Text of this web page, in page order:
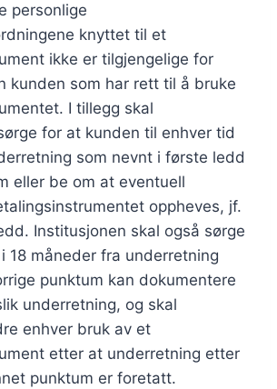
personlige
knyttet til et
ikke er tilgjengelige for
kunden som har rett til å bruke
I tillegg skal
for at kunden til enhver tid
som nevnt i første ledd
eller be om at eventuell
oppheves, jf.
Institusjonen skal også sørge
18 måneder fra underretning
punktum kan dokumentere
underretning, og skal
enhver bruk av et
etter at underretning etter
punktum er foretatt.